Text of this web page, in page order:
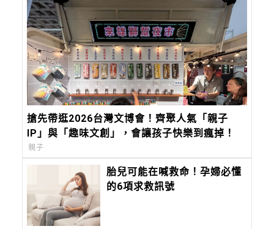
搶先帶逛2026台灣文博會！齊聚人氣「親子
IP」與「趣味文創」，會讓孩子快樂到瘋掉！
親子
胎兒可能在喊救命！孕婦必懂
的6項求救訊號